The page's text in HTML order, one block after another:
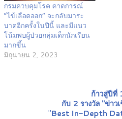
กรมควบคุมโรค คาดการณ์
“ไข้เลือดออก” จะกลับมาระ
บาดอีกครั้งในปีนี้ และมีแนว
โน้มพบผู้ป่วยกลุ่มเด็กนักเรียน
มากขึ้น
มิถุนายน 2, 2023
ก้าวสู่ปีที่
กับ 2 รางวัล "ข่าว
"Best In-Depth